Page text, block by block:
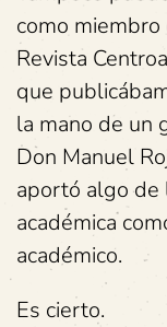
como
Revista
que
la mano de un
Don Manuel
aportó algo de
académica
académico.
Es cierto.